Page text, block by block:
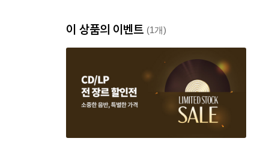
이 상품의 이벤트 (1개)